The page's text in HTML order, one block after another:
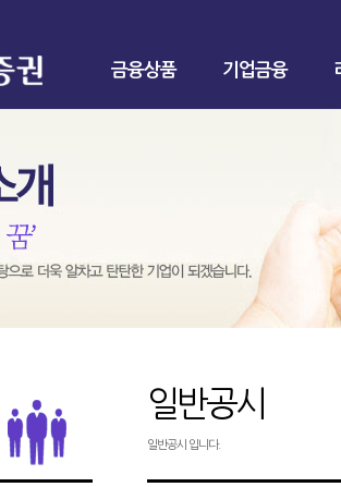
금융상품 기업금융
일반공시
일반공시 입니다.